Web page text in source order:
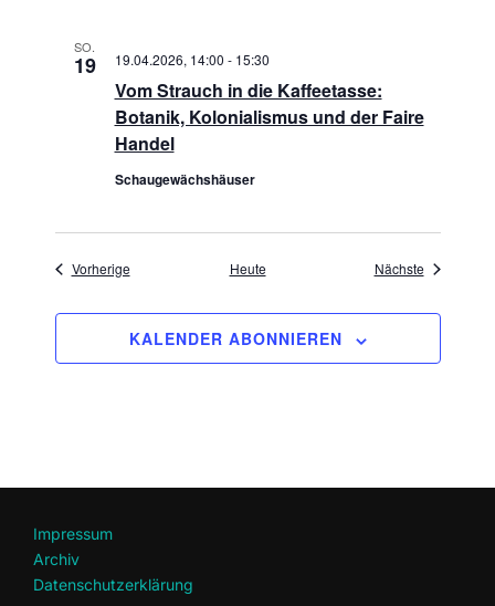
SO.
19
Vom Strauch in die Kaffeetasse:
Botanik, Kolonialismus und der Faire
Handel
19.04.2026, 14:00 - 15:30
Schaugewächshäuser
VorherigeVeranstaltungen Heute Nächste
KALENDER ABONNIEREN
Impressum
Archiv
Datenschutzerklärung